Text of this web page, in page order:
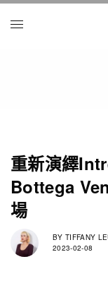
重新演繹
Bottega
場
BY TIFFANY
2023-02-08